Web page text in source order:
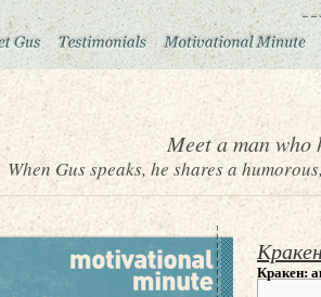
Meet a man
When Gus speaks, he shares a
Кракен: